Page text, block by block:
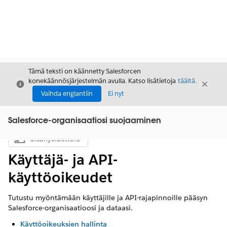
Sulje
Tämä teksti on käännetty Salesforcen
konekäännösjärjestelmän avulla. Katso lisätietoja täältä.
Vaihda englantiin
Ei nyt
Sulje
Salesforce-organisaatiosi suojaaminen
Näytä sisällysluettelo
Sisällysluettelo
Käyttäjä- ja API-
käyttöoikeudet
Tutustu myöntämään käyttäjille ja API-rajapinnoille pääsyn
Salesforce-organisaatioosi ja dataasi.
Käyttöoikeuksien hallinta